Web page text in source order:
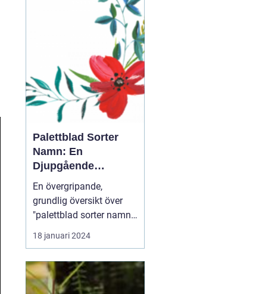
in i detaljer om hur du
kan ta sticklingar på
palettblad, vilka olika
Palettblad Sorter
Namn: En
Djupgående
Översikt
En övergripande,
grundlig översikt över
"palettblad sorter namn"
Palettblad eller Coleus är
en populär växt som
färg och livlighet i
trädgårdar och
18 januari 2024